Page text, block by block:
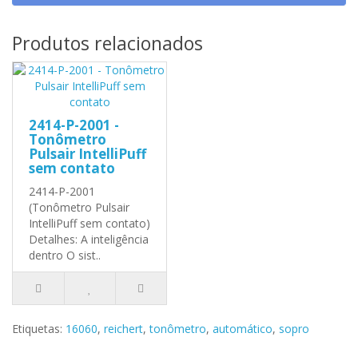
Produtos relacionados
2414-P-2001 -
Tonômetro
Pulsair IntelliPuff
sem contato
2414-P-2001
(Tonômetro Pulsair
IntelliPuff sem contato)
Detalhes: A inteligência
dentro O sist..
Etiquetas: 16060, reichert,tonômetro, automático, sopro